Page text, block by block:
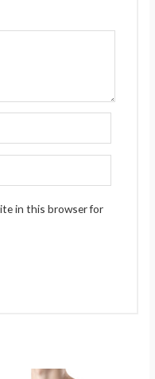
in this browser for